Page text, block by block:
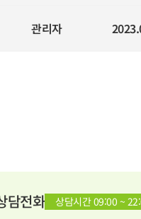
관리자
담전화 상담시간 09:00 ~